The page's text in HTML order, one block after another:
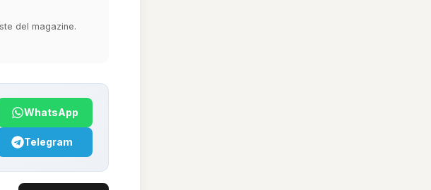
del magazine.
WhatsApp
Telegram